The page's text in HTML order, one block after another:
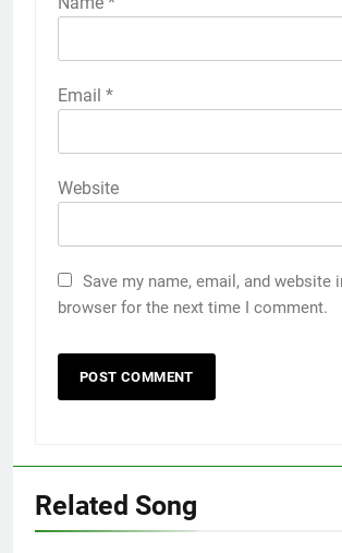
Email *
Website
Save my name, email, and website
browser for the next time I comment.
Related Song